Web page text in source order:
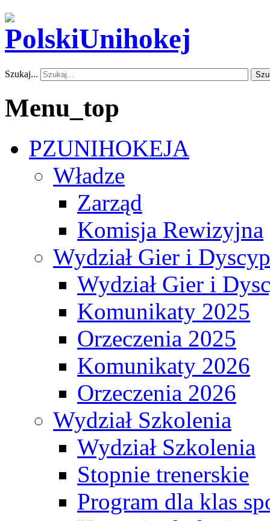
Szukaj...
Menu_top
PZUNIHOKEJA
Władze
Zarząd
Komisja Rewizyjna
Wydział Gier i
Wydział Gier i
Komunikaty 2025
Orzeczenia 2025
Komunikaty 2026
Orzeczenia 2026
Wydział Szkolenia
Wydział Szkolenia
Stopnie trenerskie
Program dla klas